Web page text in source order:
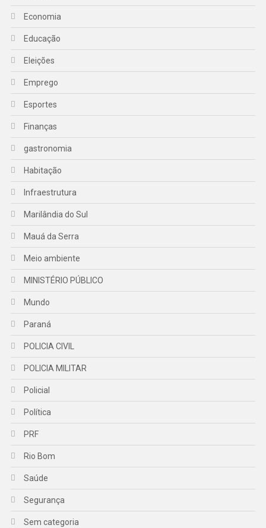
Economia
Educação
Eleições
Emprego
Esportes
Finanças
gastronomia
Habitação
Infraestrutura
Marilândia do Sul
Mauá da Serra
Meio ambiente
MINISTÉRIO PÚBLICO
Mundo
Paraná
POLICIA CIVIL
POLICIA MILITAR
Policial
Política
PRF
Rio Bom
Saúde
Segurança
Sem categoria